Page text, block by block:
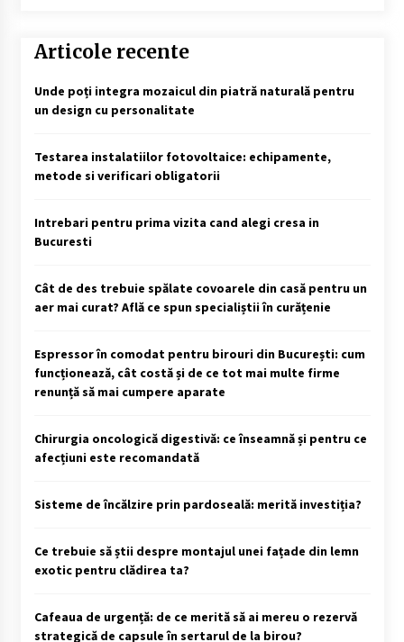
Articole recente
Unde poți integra mozaicul din piatră naturală pentru
un design cu personalitate
Testarea instalatiilor fotovoltaice: echipamente,
metode si verificari obligatorii
Intrebari pentru prima vizita cand alegi cresa in
Bucuresti
Cât de des trebuie spălate covoarele din casă pentru un
aer mai curat? Află ce spun specialiștii în curățenie
Espressor în comodat pentru birouri din București: cum
funcționează, cât costă și de ce tot mai multe firme
renunță să mai cumpere aparate
Chirurgia oncologică digestivă: ce înseamnă și pentru ce
afecțiuni este recomandată
Sisteme de încălzire prin pardoseală: merită investiția?
Ce trebuie să știi despre montajul unei fațade din lemn
exotic pentru clădirea ta?
Cafeaua de urgență: de ce merită să ai mereu o rezervă
strategică de capsule în sertarul de la birou?